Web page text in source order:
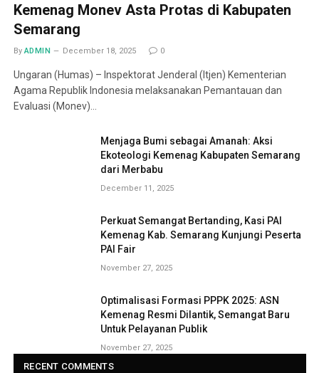
Kemenag Monev Asta Protas di Kabupaten
Semarang
By ADMIN December 18, 2025 0
Ungaran (Humas) – Inspektorat Jenderal (Itjen) Kementerian
Agama Republik Indonesia melaksanakan Pemantauan dan
Evaluasi (Monev)…
Menjaga Bumi sebagai Amanah: Aksi
Ekoteologi Kemenag Kabupaten Semarang
dari Merbabu
December 11, 2025
Perkuat Semangat Bertanding, Kasi PAI
Kemenag Kab. Semarang Kunjungi Peserta
PAI Fair
November 27, 2025
Optimalisasi Formasi PPPK 2025: ASN
Kemenag Resmi Dilantik, Semangat Baru
Untuk Pelayanan Publik
November 27, 2025
RECENT COMMENTS